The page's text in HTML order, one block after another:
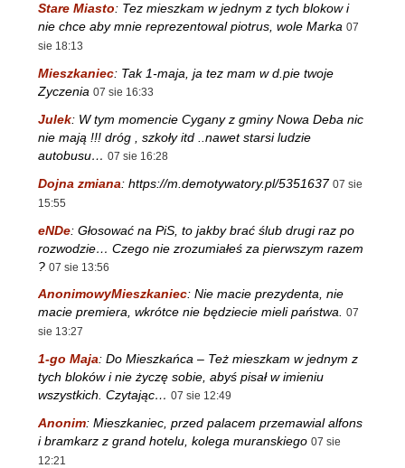
Stare Miasto: Tez mieszkam w jednym z tych blokow i
nie chce aby mnie reprezentowal piotrus, wole Marka 07
sie 18:13
Mieszkaniec: Tak 1-maja, ja tez mam w d.pie twoje
Zyczenia 07 sie 16:33
Julek: W tym momencie Cygany z gminy Nowa Deba nic
nie mają !!! dróg , szkoły itd ..nawet starsi ludzie
autobusu… 07 sie 16:28
Dojna zmiana: https://m.demotywatory.pl/5351637 07 sie
15:55
eNDe: Głosować na PiS, to jakby brać ślub drugi raz po
rozwodzie… Czego nie zrozumiałeś za pierwszym razem
? 07 sie 13:56
AnonimowyMieszkaniec: Nie macie prezydenta, nie
macie premiera, wkrótce nie będziecie mieli państwa. 07
sie 13:27
1-go Maja: Do Mieszkańca – Też mieszkam w jednym z
tych bloków i nie życzę sobie, abyś pisał w imieniu
wszystkich. Czytając… 07 sie 12:49
Anonim: Mieszkaniec, przed palacem przemawial alfons
i bramkarz z grand hotelu, kolega muranskiego 07 sie
12:21